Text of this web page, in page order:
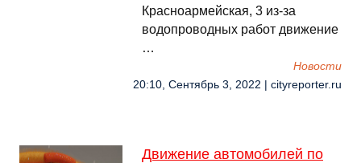
Красноармейская, 3 из-за
водопроводных работ движение
…
Новости
20:10, Сентябрь 3, 2022 | cityreporter.ru
Движение автомобилей по